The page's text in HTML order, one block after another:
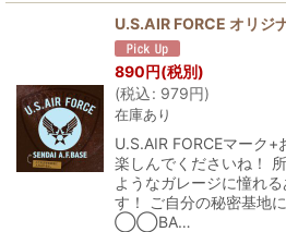
U.S.AIR FORCE オリジ
890円(税別)
(税込: 979円)
在庫あり
U.S.AIR FORCEマーク+
楽しんでくださいね！
ようなガレージに憧れ
す！ ご自分の秘密基地
◯◯BA…